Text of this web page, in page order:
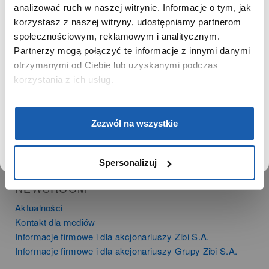
analizować ruch w naszej witrynie. Informacje o tym, jak
korzystasz z naszej witryny, udostępniamy partnerom
społecznościowym, reklamowym i analitycznym.
Partnerzy mogą połączyć te informacje z innymi danymi
otrzymanymi od Ciebie lub uzyskanymi podczas
korzystania z ich usług.
Zezwól na wszystkie
Spersonalizuj
PRODUKTY
Zegarki
Instrumenty muzyczne
Kalkulatory
SIECI SPRZEDAŻY
Salony muzyczne Riff
NEWSROOM
Aktualności
Kontakt dla mediów
Informacje firmowe i dla akcjonariuszy Zibi S.A.
Informacje firmowe i dla akcjonariuszy Grupy Zibi S.A.
SZANOWNA UŻYTKOWNICZKO
Używamy plików cookie w celach analitycznych,
statystycznych i marketingowych, w tym aby analizować
ruch w tej witrynie, optymalizować jej działanie oraz
zapamiętywać Twoje preferencje.